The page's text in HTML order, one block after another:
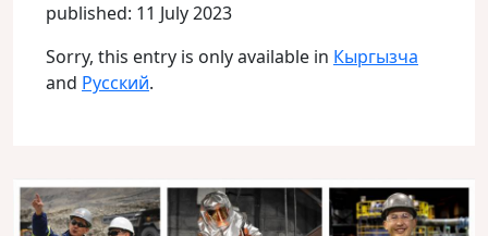
published: 11 July 2023
Sorry, this entry is only available in Кыргызча
and Русский.